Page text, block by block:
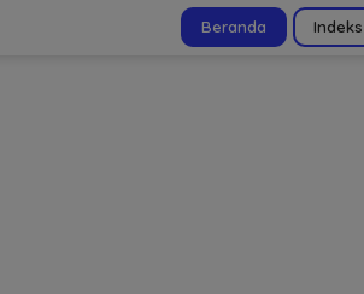
Beranda Indeks